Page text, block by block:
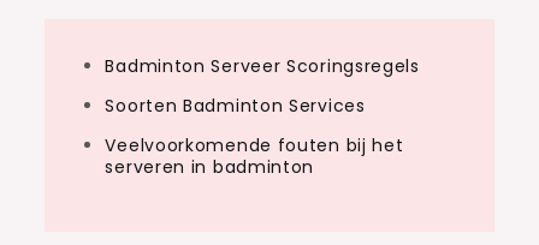
Badminton Serveer Scoringsregels
Soorten Badminton Services
Veelvoorkomende fouten bij het
serveren in badminton